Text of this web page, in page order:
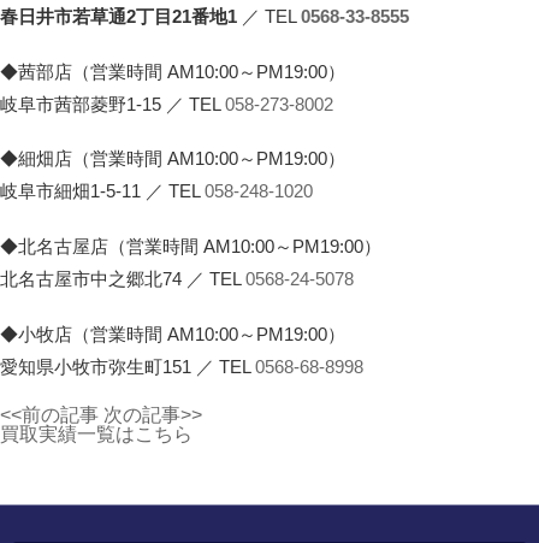
春日井市若草通2丁目21番地1 ／ TEL0568-33-8555
◆茜部店（営業時間 AM10:00～PM19:00）
岐阜市茜部菱野1-15 ／ TEL058-273-8002
◆細畑店（営業時間 AM10:00～PM19:00）
岐阜市細畑1-5-11 ／ TEL058-248-1020
◆北名古屋店（営業時間 AM10:00～PM19:00）
北名古屋市中之郷北74 ／ TEL0568-24-5078
◆小牧店（営業時間 AM10:00～PM19:00）
愛知県小牧市弥生町151 ／ TEL0568-68-8998
<<前の記事 次の記事>>
買取実績一覧はこちら